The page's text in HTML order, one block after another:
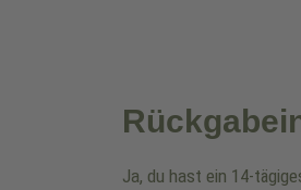
Ja, du hast ein 14-